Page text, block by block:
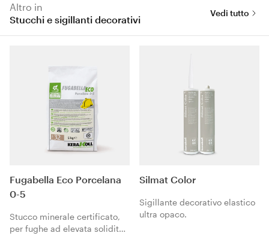
Altro in
Stucchi e sigillanti decorativi
Vedi tutto
Fugabella Eco Porcelana
0-5
Stucco minerale certificato,
per fughe ad elevata solidità
Silmat Color
Sigillante decorativo elastico
ultra opaco.